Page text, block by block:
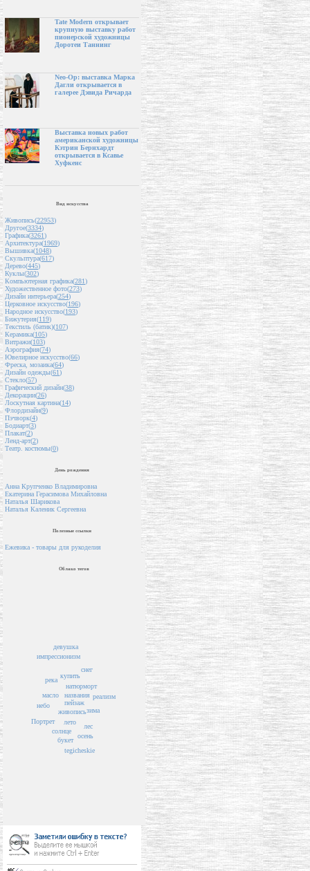
Tate Modern открывает
крупную выставку работ
пионерской художницы
Доротеи Таннинг
Neo-Op: выставка Марка
Дагли открывается в
галерее Дэвида Ричарда
Выставка новых работ
американской художницы
Кэтрин Бернхардт
открывается в Ксавье
Хуфкенс
Вид искусства
Живопись(22953)
Другое(3334)
Графика(3261)
Архитектура(1969)
Вышивка(1048)
Скульптура(617)
Дерево(445)
Куклы(302)
Компьютерная графика(281)
Художественное фото(273)
Дизайн интерьера(254)
Церковное искусство(196)
Народное искусство(193)
Бижутерия(119)
Текстиль (батик)(107)
Керамика(105)
Витражи(103)
Аэрография(74)
Ювелирное искусство(66)
Фреска, мозаика(64)
Дизайн одежды(61)
Стекло(57)
Графический дизайн(38)
Декорации(26)
Лоскутная картина(14)
Флордизайн(9)
Пэчворк(4)
Бодиарт(3)
Плакат(2)
Ленд-арт(2)
Театр. костюмы(0)
День рождения
Анна Крупченко Владимировна
Екатерина Герасимова Михайловна
Наталья Шарикова
Наталья Каленик Сергеевна
Полезные ссылки
Ежевика - товары для рукоделия
Облако тегов
пейзаж
названия
живопись
лето
натюрморт
купить
солнце
лес
зима
осень
букет
масло
река
снег
tegicheskie
реализм
небо
импрессионизм
Портрет
девушка